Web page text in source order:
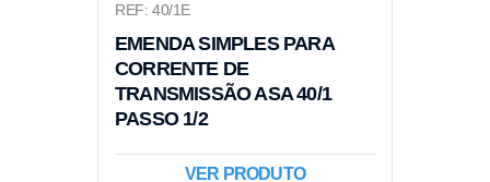
REF: 40/1E
EMENDA SIMPLES PARA
CORRENTE DE
TRANSMISSÃO ASA 40/1
PASSO 1/2
VER PRODUTO